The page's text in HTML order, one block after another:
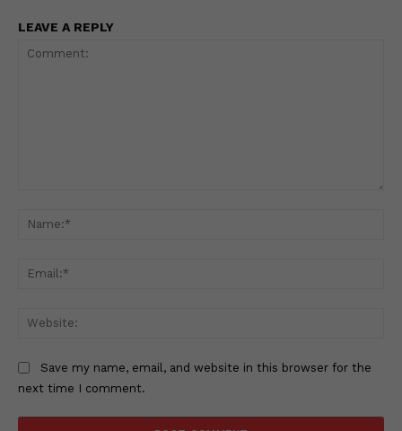
LEAVE A REPLY
Save my name, email, and website in this browser for the
next time I comment.